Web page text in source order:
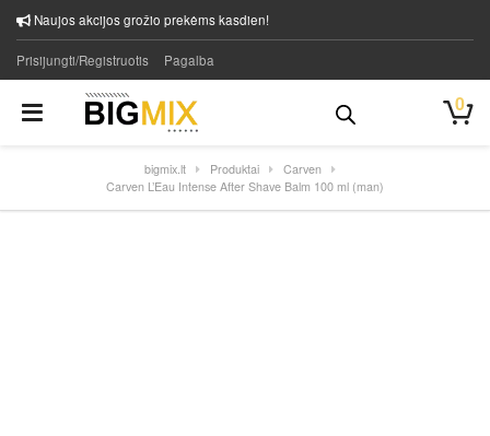
Naujos akcijos grožio prekėms kasdien!
Prisijungti/Registruotis Pagalba
0
bigmix.lt Produktai
Carven
Carven L’Eau Intense After Shave Balm 100 ml (man)